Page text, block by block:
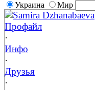
Украина Мир
Samira Dzhanabaeva
Профайл
·
Инфо
·
Друзья
·